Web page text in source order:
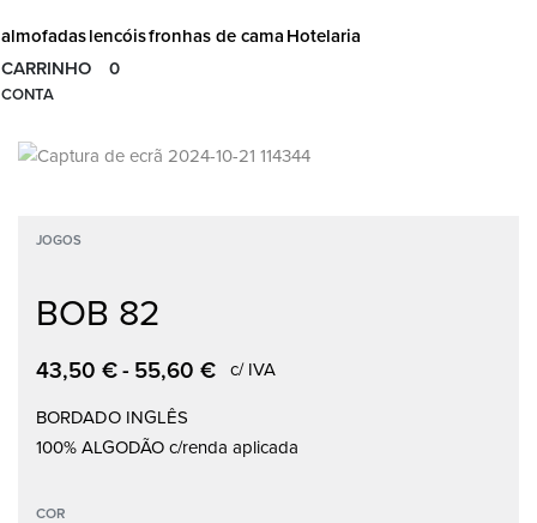
almofadaslencóisfronhas de cama Hotelaria
CARRINHO
0
CONTA
JOGOS
BOB 82
43,50 € 55,60 € c/ IVA
BORDADO INGLÊS
100% ALGODÃO c/renda aplicada
COR